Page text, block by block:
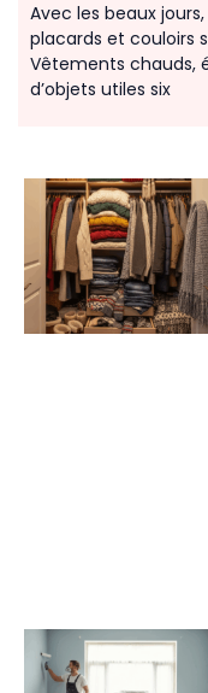
Avec les beaux
placards et couloirs
Vêtements chauds,
d’objets utiles six